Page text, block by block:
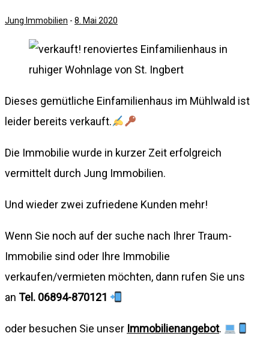
Jung Immobilien - 8. Mai 2020
Dieses gemütliche Einfamilienhaus im Mühlwald ist
leider bereits verkauft.
Die Immobilie wurde in kurzer Zeit erfolgreich
vermittelt durch Jung Immobilien.
Und wieder zwei zufriedene Kunden mehr!
Wenn Sie noch auf der suche nach Ihrer Traum-
Immobilie sind oder Ihre Immobilie
verkaufen/vermieten möchten, dann rufen Sie uns
an Tel. 06894-870121
oder besuchen Sie unser Immobilienangebot.